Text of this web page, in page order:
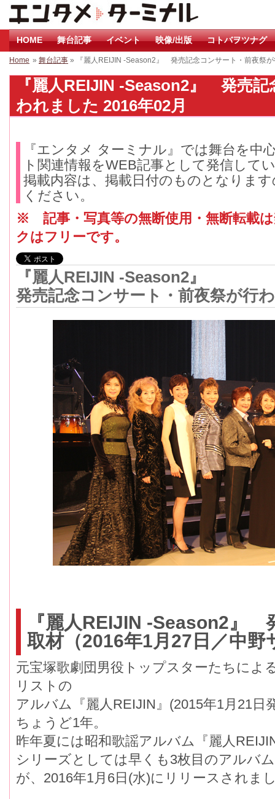
HOME 舞台記事 イベント 映像/出版 コトバヲツナグ
Home » 舞台記事 » 『麗人REIJIN -Season2』 発売記念コンサート・前夜祭が
『麗人REIJIN -Season2』 発売
われました 2016年02月
『エンタメ ターミナル』では舞台を中
ト関連情報をWEB記事として発信して
掲載内容は、掲載日付のものとなりま
ください。
※ 記事・写真等の無断使用・無断転載
クはフリーです。
『麗人REIJIN -Season2』
発売記念コンサート・前夜祭が行
『麗人REIJIN -Season2』
取材（2016年1月27日／中野
元宝塚歌劇団男役トップスターたちによ
リストの
アルバム『麗人REIJIN』(2015年1月21
ちょうど1年。
昨年夏には昭和歌謡アルバム『麗人
シリーズとしては早くも3枚目のアルバ
が、2016年1月6日(水)にリリースされま